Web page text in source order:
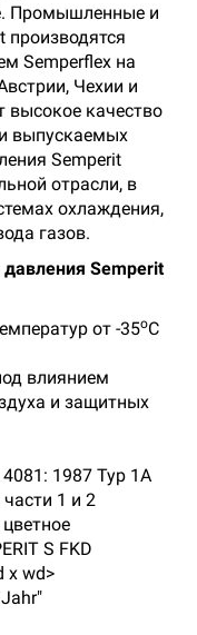
Промышленные и
производятся
Semperflex на
Чехии и
высокое качество
выпускаемых
Semperit
отрасли, в
охлаждения,
газов.
Semperit
от -35оС
влиянием
и защитных
1987 Тур 1А
1 и 2
S FKD
x wd>